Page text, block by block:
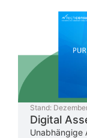
Stand:
Digital
Unabhängige